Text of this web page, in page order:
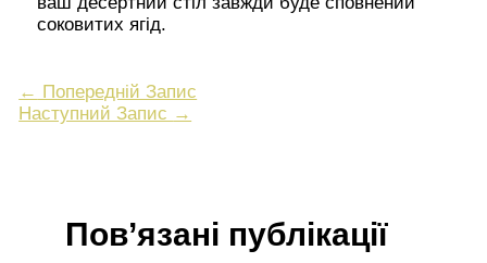
соковитих ягід.
← Попередній Запис
Наступний Запис →
Пов’язані публікації